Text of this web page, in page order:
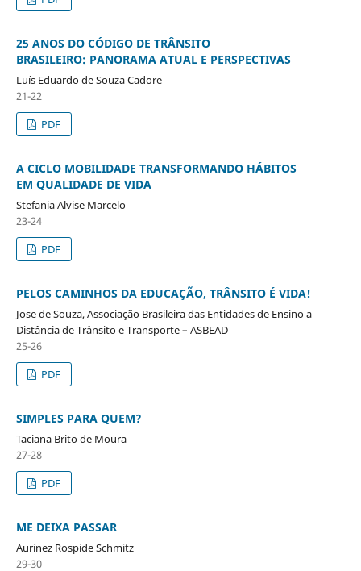
25 ANOS DO CÓDIGO DE TRÂNSITO
BRASILEIRO: PANORAMA ATUAL E PERSPECTIVAS
Luís Eduardo de Souza Cadore
21-22
PDF
A CICLO MOBILIDADE TRANSFORMANDO HÁBITOS
EM QUALIDADE DE VIDA
Stefania Alvise Marcelo
23-24
PDF
PELOS CAMINHOS DA EDUCAÇÃO, TRÂNSITO É VIDA!
Jose de Souza, Associação Brasileira das Entidades de Ensino a
Distância de Trânsito e Transporte – ASBEAD
25-26
PDF
SIMPLES PARA QUEM?
Taciana Brito de Moura
27-28
PDF
ME DEIXA PASSAR
Aurinez Rospide Schmitz
29-30